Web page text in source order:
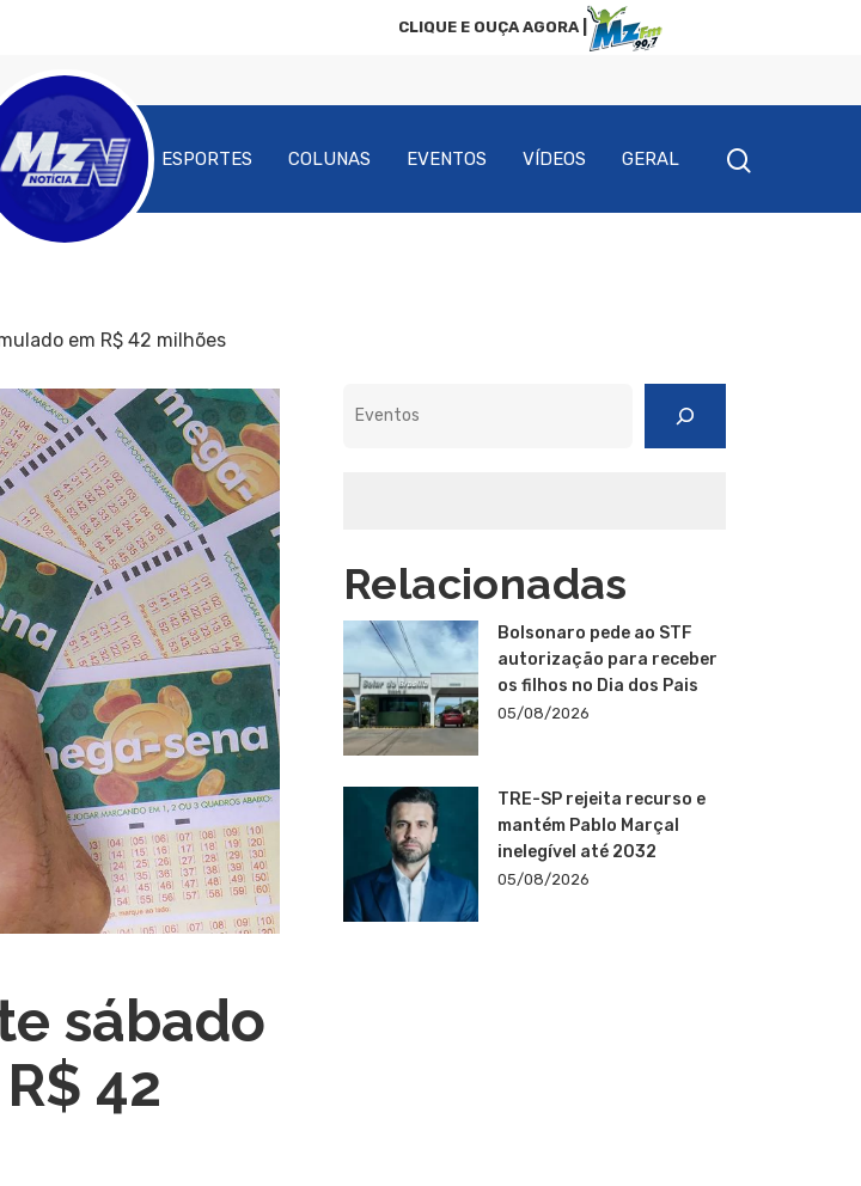
CLIQUE E OUÇA AGORA |
ESPORTES COLUNAS EVENTOS VÍDEOS GERAL
em R$ 42 milhões
sábado
42
Relacionadas
Bolsonaro pede ao STF
autorização para receber
os filhos no Dia dos Pais
05/08/2026
TRE-SP rejeita recurso e
mantém Pablo Marçal
inelegível até 2032
05/08/2026